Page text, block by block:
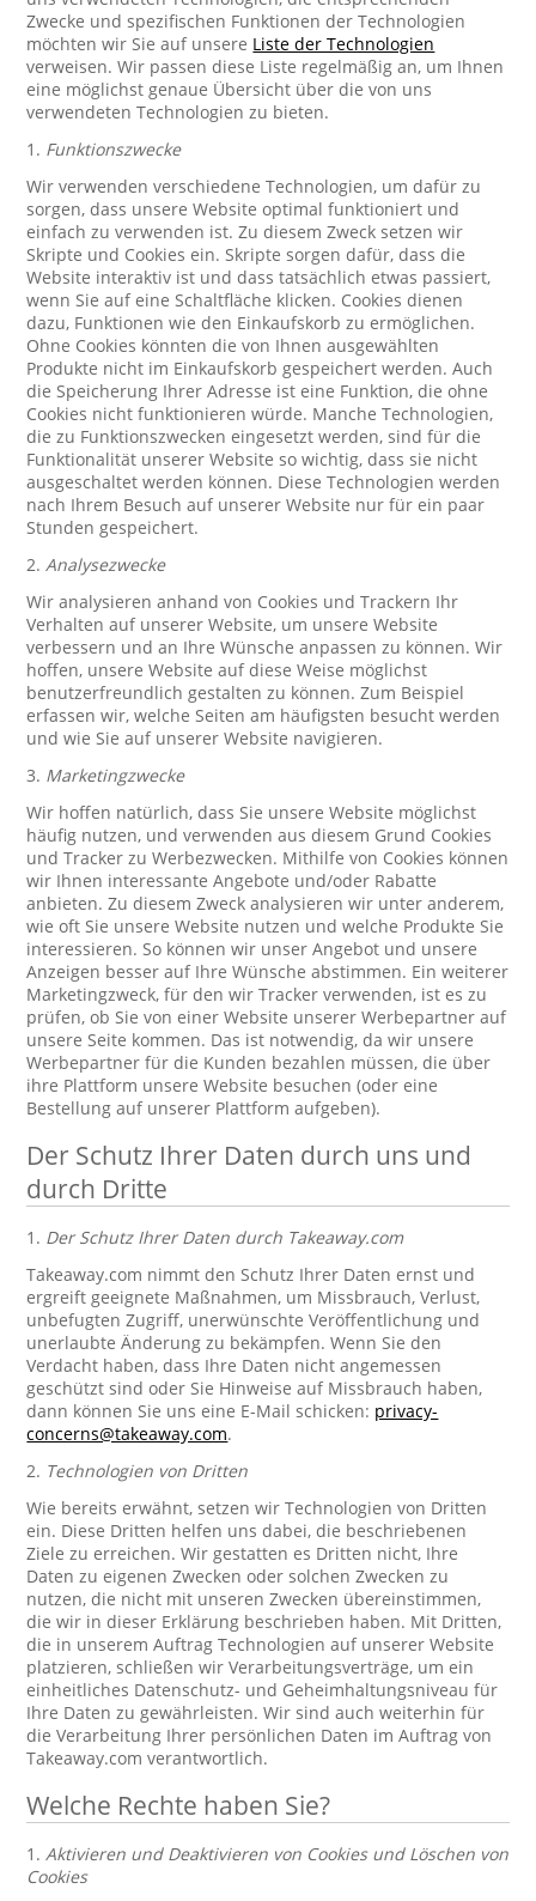
Zwecke und spezifischen Funktionen der Technologien
möchten wir Sie auf unsere Liste der Technologien
verweisen. Wir passen diese Liste regelmäßig an, um Ihnen
eine möglichst genaue Übersicht über die von uns
verwendeten Technologien zu bieten.
1. Funktionszwecke
Wir verwenden verschiedene Technologien, um dafür zu
sorgen, dass unsere Website optimal funktioniert und
einfach zu verwenden ist. Zu diesem Zweck setzen wir
Skripte und Cookies ein. Skripte sorgen dafür, dass die
Website interaktiv ist und dass tatsächlich etwas passiert,
wenn Sie auf eine Schaltfläche klicken. Cookies dienen
dazu, Funktionen wie den Einkaufskorb zu ermöglichen.
Ohne Cookies könnten die von Ihnen ausgewählten
Produkte nicht im Einkaufskorb gespeichert werden. Auch
die Speicherung Ihrer Adresse ist eine Funktion, die ohne
Cookies nicht funktionieren würde. Manche Technologien,
die zu Funktionszwecken eingesetzt werden, sind für die
Funktionalität unserer Website so wichtig, dass sie nicht
ausgeschaltet werden können. Diese Technologien werden
nach Ihrem Besuch auf unserer Website nur für ein paar
Stunden gespeichert.
2.Analysezwecke
Wir analysieren anhand von Cookies und Trackern Ihr
Verhalten auf unserer Website, um unsere Website
verbessern und an Ihre Wünsche anpassen zu können. Wir
hoffen, unsere Website auf diese Weise möglichst
benutzerfreundlich gestalten zu können. Zum Beispiel
erfassen wir, welche Seiten am häufigsten besucht werden
und wie Sie auf unserer Website navigieren.
3. Marketingzwecke
Wir hoffen natürlich, dass Sie unsere Website möglichst
häufig nutzen, und verwenden aus diesem Grund Cookies
und Tracker zu Werbezwecken. Mithilfe von Cookies können
wir Ihnen interessante Angebote und/oder Rabatte
anbieten. Zu diesem Zweck analysieren wir unter anderem,
wie oft Sie unsere Website nutzen und welche Produkte Sie
interessieren. So können wir unser Angebot und unsere
Anzeigen besser auf Ihre Wünsche abstimmen. Ein weiterer
Marketingzweck, für den wir Tracker verwenden, ist es zu
prüfen, ob Sie von einer Website unserer Werbepartner auf
unsere Seite kommen. Das ist notwendig, da wir unsere
Werbepartner für die Kunden bezahlen müssen, die über
ihre Plattform unsere Website besuchen (oder eine
Bestellung auf unserer Plattform aufgeben).
Der Schutz Ihrer Daten durch uns und
durch Dritte
1. Der Schutz Ihrer Daten durch Takeaway.com
Takeaway.com nimmt den Schutz Ihrer Daten ernst und
ergreift geeignete Maßnahmen, um Missbrauch, Verlust,
unbefugten Zugriff, unerwünschte Veröffentlichung und
unerlaubte Änderung zu bekämpfen. Wenn Sie den
Verdacht haben, dass Ihre Daten nicht angemessen
geschützt sind oder Sie Hinweise auf Missbrauch haben,
dann können Sie uns eine E-Mail schicken: privacy-
concerns@takeaway.com.
2. Technologien von Dritten
Wie bereits erwähnt, setzen wir Technologien von Dritten
ein. Diese Dritten helfen uns dabei, die beschriebenen
Ziele zu erreichen. Wir gestatten es Dritten nicht, Ihre
Daten zu eigenen Zwecken oder solchen Zwecken zu
nutzen, die nicht mit unseren Zwecken übereinstimmen,
die wir in dieser Erklärung beschrieben haben. Mit Dritten,
die in unserem Auftrag Technologien auf unserer Website
platzieren, schließen wir Verarbeitungsverträge, um ein
einheitliches Datenschutz- und Geheimhaltungsniveau für
Ihre Daten zu gewährleisten. Wir sind auch weiterhin für
die Verarbeitung Ihrer persönlichen Daten im Auftrag von
Takeaway.com verantwortlich.
Welche Rechte haben Sie?
1.Aktivieren und Deaktivieren von Cookies und Löschen von
Cookies